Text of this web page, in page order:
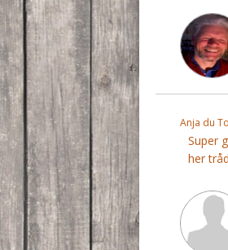
Anja du
Super
her